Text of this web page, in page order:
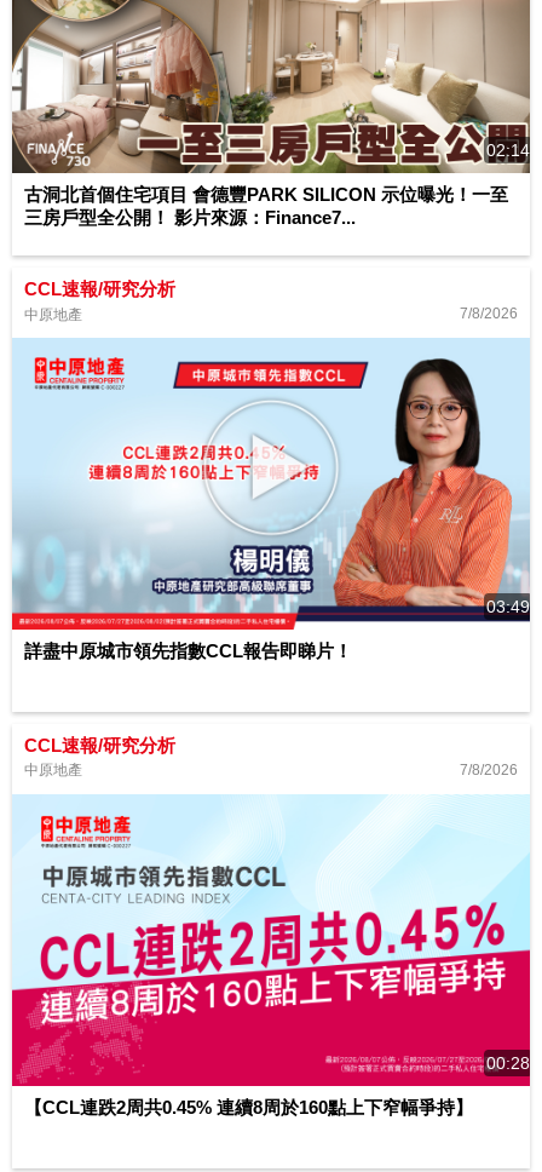
02:14
古洞北首個住宅項目 會德豐PARK SILICON 示位曝光！一至
三房戶型全公開！ 影片來源：Finance7...
CCL速報/研究分析
中原地產 7/8/2026
03:49
詳盡中原城市領先指數CCL報告即睇片！
CCL速報/研究分析
中原地產 7/8/2026
00:28
【CCL連跌2周共0.45% 連續8周於160點上下窄幅爭持】